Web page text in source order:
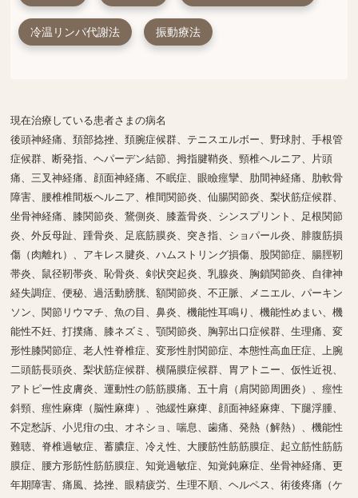
冷温リンパ代謝法 振動療法
現在治療している患者さまの病名
後頭神経痛、頚部捻挫、頚腕症候群、テニスエルボー、野球肘、手根管
症候群、断発指、ヘパーデン結節、拇指腱鞘炎、頸椎ヘルニア、片頭
痛、三叉神経痛、顔面神経痛、不眠症、眼瞼痙攣、肋間神経痛、肋軟骨
障害、腰椎椎間板ヘルニア、椎間関節炎、仙腸関節炎、梨状筋症候群、
坐骨神経痛、膝関節炎、鵞側炎、膝蓋骨炎、シンスプリント、足根関節
炎、外反母趾、踵骨炎、足底筋膜炎、突き指、ショパール炎、腓腹筋損
傷（肉離れ）、アキレス腱炎、ハムストリング損傷、股関節症、腸脛靭
帯炎、鼠径靭帯炎、恥骨炎、剣状突起炎、乳腺炎、胸鎖関節炎、自律神
経失調症、便秘、過活動膀胱、額関節炎、不正脈、メニエル、パーキン
ソン、関節リウマチ、魚の目、鼻炎、機能性耳鳴り、機能性めまい、機
能性不妊、打撲痛、膝ネズミ、顎関節炎、胸郭出口症候群、生理痛、変
形性膝関節症、老人性脊椎症、変形性肘関節症、本態性高血圧症、上腕
二頭筋長頭炎、梨状筋症候群、横隔膜症候群、胃アトニー、仮性近視、
アトピー性皮膚炎、運動性の筋筋膜痛、五十肩（肩関節周囲炎）、痙性
斜頸、痙性麻痺（脳性麻痺）、弛緩性麻痺、顔面神経麻痺、下腿浮腫、
不定愁訴、小児疳の虫、オネショ、喘息、歯痛、発熱（解熱）、機能性
難聴、脊椎過敏症、蓄膿症、冷え性、大腰筋性筋筋膜症、起立筋性筋筋
膜症、腰方形筋性筋筋膜症、知覚過敏症、知覚鈍麻症、坐骨神経痛、更
年期障害、痛風、捻挫、眼精疲労、生理不順、ヘルペス、術後疼痛（ケ